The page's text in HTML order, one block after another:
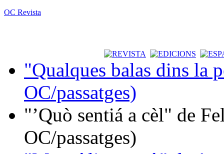
OC Revista
"Qualques balas dins la
OC/passatges)
"’Quò sentiá a cèl" de
OC/passatges)